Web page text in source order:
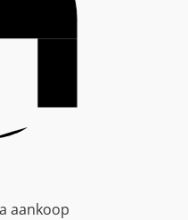
aankoop